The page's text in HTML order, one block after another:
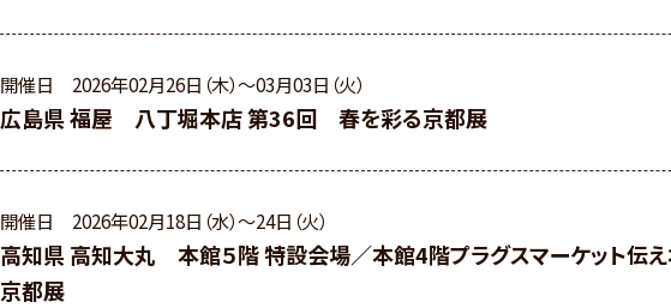
開催日 2026年02月26日（木）〜03月03日（火）
広島県 福屋 八丁堀本店 第36回 春を彩る京都展
開催日 2026年02月18日（水）〜24日（火）
高知県 高知大丸 本館５階 特設会場／本館4階プラグスマーケット伝
京都展